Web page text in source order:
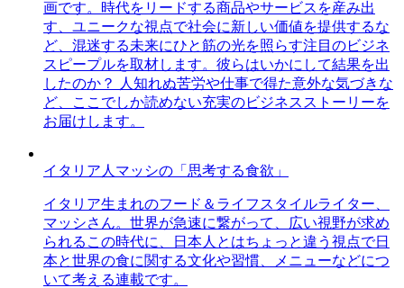
画です。時代をリードする商品やサービスを産み出
す、ユニークな視点で社会に新しい価値を提供するな
ど、混迷する未来にひと筋の光を照らす注目のビジネ
スピープルを取材します。彼らはいかにして結果を出
したのか？ 人知れぬ苦労や仕事で得た意外な気づきな
ど、ここでしか読めない充実のビジネスストーリーを
お届けします。
イタリア人マッシの「思考する食欲」
イタリア生まれのフード＆ライフスタイルライター、
マッシさん。世界が急速に繋がって、広い視野が求め
られるこの時代に、日本人とはちょっと違う視点で日
本と世界の食に関する文化や習慣、メニューなどにつ
いて考える連載です。